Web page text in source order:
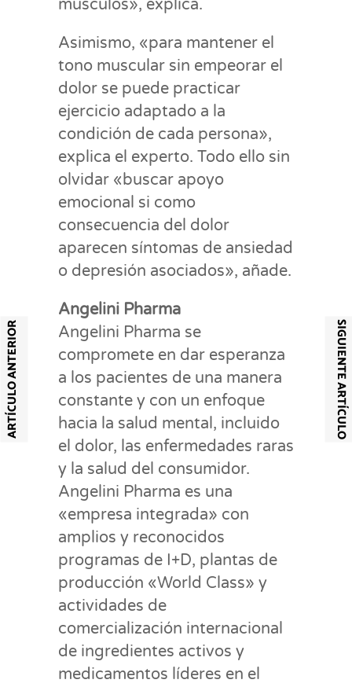
músculos», explica.
Asimismo, «para mantener el
tono muscular sin empeorar el
dolor se puede practicar
ejercicio adaptado a la
condición de cada persona»,
explica el experto. Todo ello sin
olvidar «buscar apoyo
emocional si como
consecuencia del dolor
aparecen síntomas de ansiedad
o depresión asociados», añade.
Angelini Pharma
Angelini Pharma se
compromete en dar esperanza
a los pacientes de una manera
constante y con un enfoque
hacia la salud mental, incluido
el dolor, las enfermedades raras
y la salud del consumidor.
Angelini Pharma es una
«empresa integrada» con
amplios y reconocidos
programas de I+D, plantas de
producción «World Class» y
actividades de
comercialización internacional
de ingredientes activos y
medicamentos líderes en el
ARTÍCULO ANTERIOR SIGUIENTE ARTÍCULO